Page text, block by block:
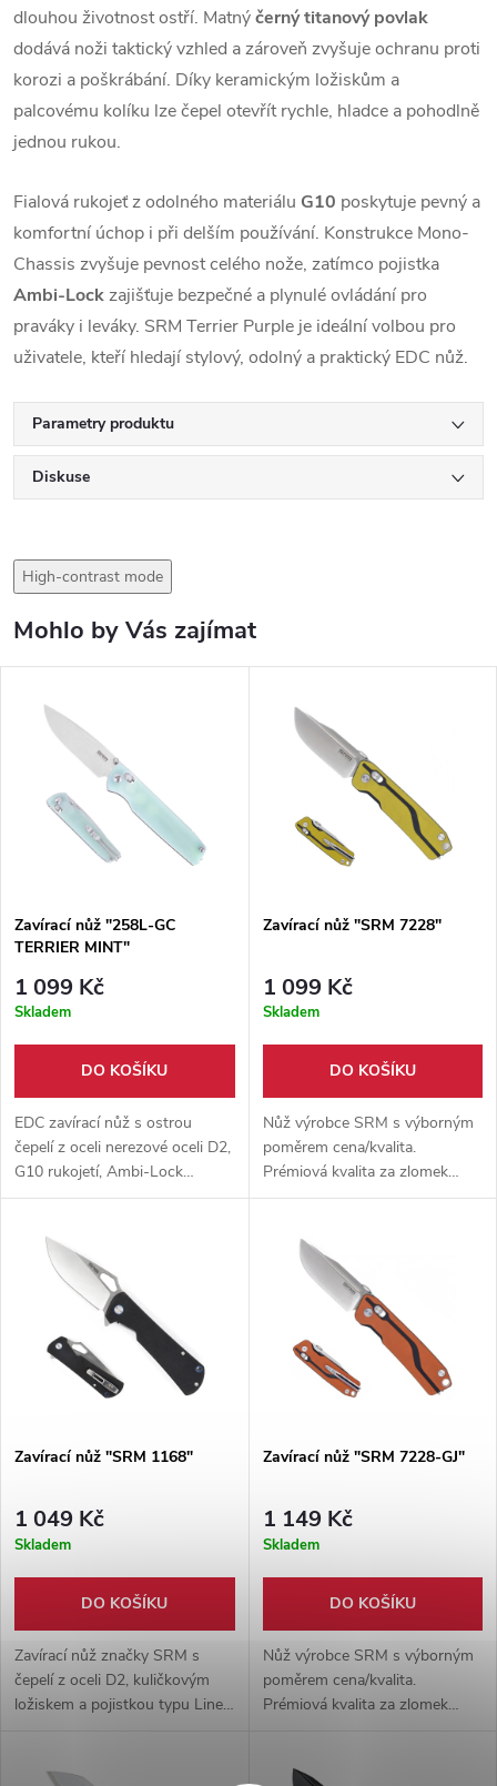
dlouhou životnost ostří. Matnýčerný titanový povlak
dodává noži taktický vzhled a zároveň zvyšuje ochranu proti
korozi a poškrábání. Díky keramickým ložiskům a
palcovému kolíku lze čepel otevřít rychle, hladce a pohodlně
jednou rukou.
Fialová rukojeť z odolného materiálu G10 poskytuje pevný a
komfortní úchop i při delším používání. Konstrukce Mono-
Chassis zvyšuje pevnost celého nože, zatímco pojistka
Ambi-Lockzajišťuje bezpečné a plynulé ovládání pro
praváky i leváky. SRM Terrier Purple je ideální volbou pro
uživatele, kteří hledají stylový, odolný a praktický EDC nůž.
Parametry produktu
Diskuse
High-contrast mode
Mohlo by Vás zajímat
Zavírací nůž "258L-GC
TERRIER MINT"
1 099 Kč
Skladem
DO KOŠÍKU
EDC zavírací nůž s ostrou
čepelí z oceli nerezové oceli D2,
G10 rukojetí, Ambi-Lock
pojistkou a keramickými ložisky.
do kapsy.
Zavírací nůž "SRM 7228"
1 099 Kč
Skladem
DO KOŠÍKU
Nůž výrobce SRM s výborným
poměrem cena/kvalita.
Prémiová kvalita za zlomek
ceny s prodlouženou zárukou
Zavírací nůž "SRM 1168"
1 049 Kč
Skladem
DO KOŠÍKU
Zavírací nůž značky SRM s
čepelí z oceli D2, kuličkovým
ložiskem a pojistkou typu Liner
Zavírací nůž "SRM 7228-GJ"
1 149 Kč
Skladem
DO KOŠÍKU
Nůž výrobce SRM s výborným
poměrem cena/kvalita.
Prémiová kvalita za zlomek